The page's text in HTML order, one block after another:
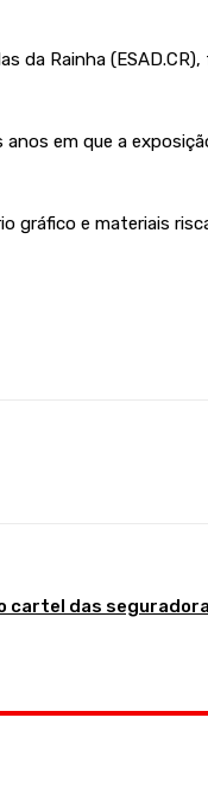
da Rainha
anos em que a
gráfico e materiais
cartel das